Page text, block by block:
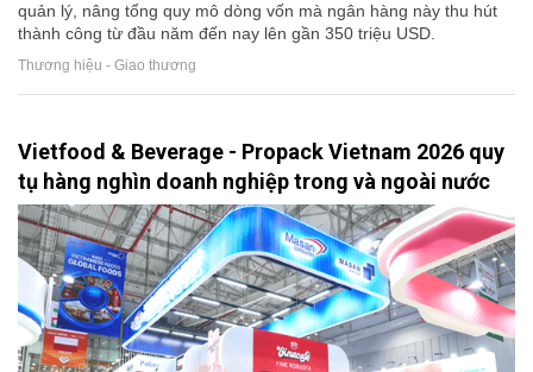
quản lý, nâng tổng quy mô dòng vốn mà ngân hàng này thu hút
thành công từ đầu năm đến nay lên gần 350 triệu USD.
Thương hiệu - Giao thương
Vietfood & Beverage - Propack Vietnam 2026 quy
tụ hàng nghìn doanh nghiệp trong và ngoài nước